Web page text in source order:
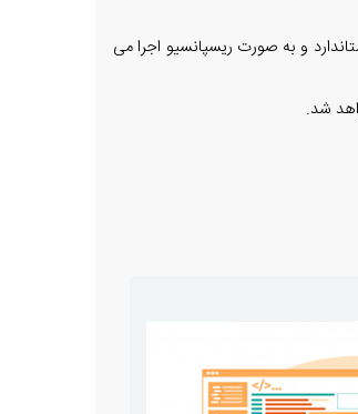
و به صورت ریسپانسیو اجرا می
شد.